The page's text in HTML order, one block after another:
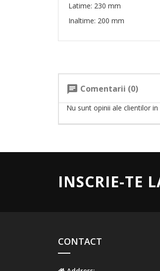
Latime: 230 mm
Inaltime: 200 mm
chat Comentarii (0)
Nu sunt opinii ale clientilor
INSCRIE-TE
CONTACT